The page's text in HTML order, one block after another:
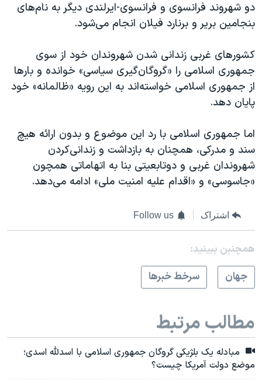
دو شهروند فرانسوی و فرانسوی-ایرلندی دیگر به نام‌های
بنجامین بریر و برنارد فیلان انجام می‌شود.
کشورهای غربی زندانی شدن شهروندان خود از سوی
جمهوری اسلامی را «گروگان‌گیری سیاسی» خوانده و بارها
از جمهوری اسلامی خواسته‌اند به این رویه «ظالمانه» خود
پایان دهد.
اما جمهوری اسلامی با رد این موضوع و بدون ارائه هیچ
سند و مدرکی، همچنان به بازداشت و زندانی‌کردن
شهروندان غربی و دوتابعیتی بنا به اتهاماتی همچون
«جاسوسی» و «اقدام علیه امنیت ملی» ادامه می‌دهد.
اشتراک Follow us
همچنبن ببینید:
جهان
سرخط خبرها
مطالب مرتبط
مبادله یک بلژیکی گروگان جمهوری اسلامی با اسدلله اسدی؛
موضع دولت آمریکا چیست؟